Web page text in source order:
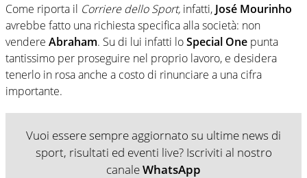
Come riporta il Corriere dello Sport, infatti, José Mourinho
avrebbe fatto una richiesta specifica alla società: non
vendere Abraham. Su di lui infatti loSpecial One punta
tantissimo per proseguire nel proprio lavoro, e desidera
tenerlo in rosa anche a costo di rinunciare a una cifra
importante.
Vuoi essere sempre aggiornato su ultime news di
sport, risultati ed eventi live? Iscriviti al nostro
canaleWhatsApp